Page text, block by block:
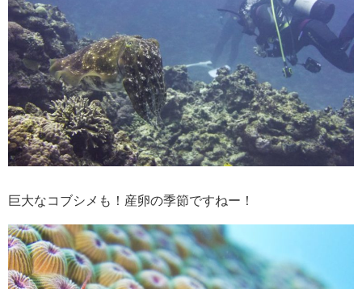
巨大なコブシメも！産卵の季節ですねー！